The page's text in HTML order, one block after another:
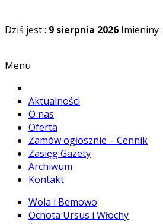
Dziś jest : 9 sierpnia 2026 Imieniny :
Menu
Aktualności
O nas
Oferta
Zamów ogłosznie – Cennik
Zasięg Gazety
Archiwum
Kontakt
Wola i Bemowo
Ochota Ursus i Włochy